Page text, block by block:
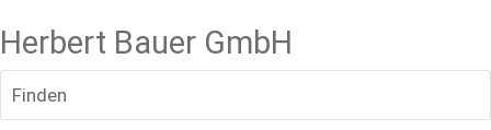
Herbert Bauer GmbH
Finden